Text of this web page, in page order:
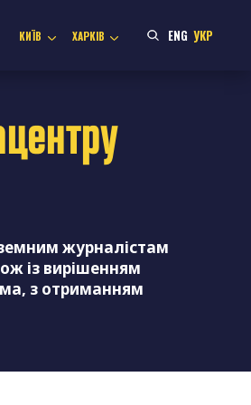
КИЇВ ХАРКІВ ENG УКР
журналістам
із вирішенням
з отриманням